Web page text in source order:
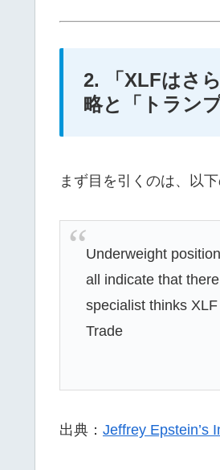
2. 「XLFはさ
略と「トラン
まず目を引くのは、以
Underweight
all indicate that
specialist thinks
Trade
出典： Jeffrey Epstein’s